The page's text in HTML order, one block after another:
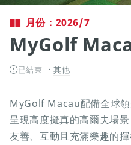
月份：2026/7
MyGolf
已結束 其他
MyGolf Macau配備全球
呈現高度擬真的高爾夫場
友善、互動且充滿樂趣的